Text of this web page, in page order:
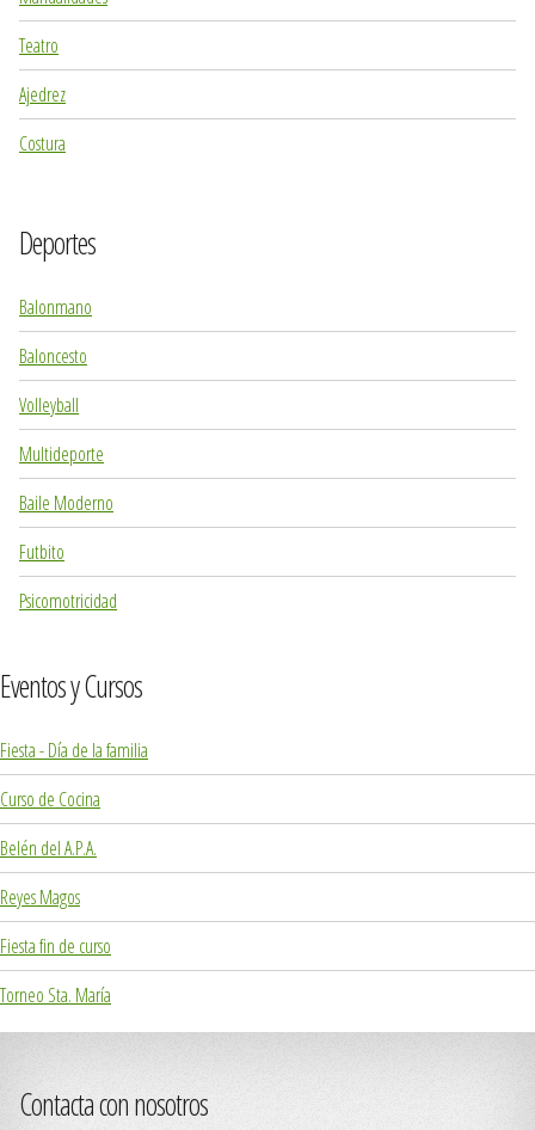
Teatro
Ajedrez
Costura
Deportes
Balonmano
Baloncesto
Volleyball
Multideporte
Baile Moderno
Futbito
Psicomotricidad
Eventos y Cursos
Fiesta - Día de la familia
Curso de Cocina
Belén del A.P.A.
Reyes Magos
Fiesta fin de curso
Torneo Sta. María
Contacta con nosotros